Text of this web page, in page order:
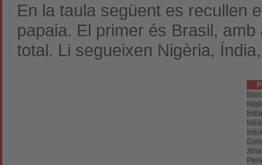
En la taula següent es recullen
papaia. El primer és Brasil,
total. Li segueixen Nigèria,
Índia
Xina
Perú